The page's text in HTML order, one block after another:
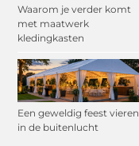
Waarom je verder komt
met maatwerk
kledingkasten
Een geweldig feest vieren
in de buitenlucht